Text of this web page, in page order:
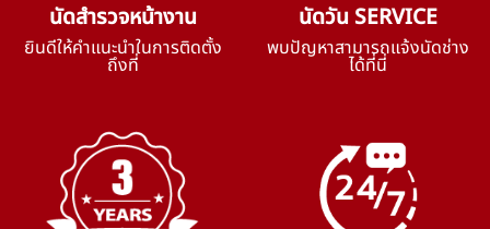
นัดสำรวจหน้างาน
ยินดีให้คำแนะนำในการติดตั้ง
ถึงที่
นัดวัน SERVICE
พบปัญหาสามารถแจ้งนัดช่าง
ได้ที่นี่